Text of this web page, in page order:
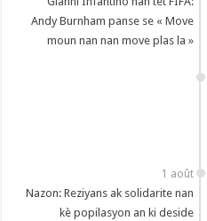
Andy Burnham panse se « Move
moun nan nan move plas la »
1 août
Nazon: Reziyans ak solidarite nan
kè popilasyon an ki deside